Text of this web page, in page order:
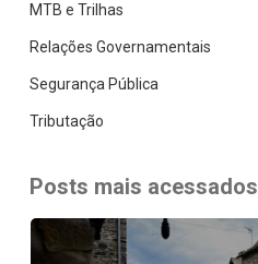
MTB e Trilhas
Relações Governamentais
Segurança Pública
Tributação
Posts mais acessados